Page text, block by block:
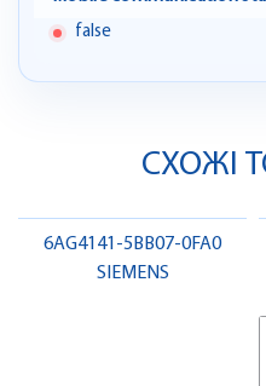
false
СХОЖІ
6AG4141-5BB07-0FA0
SIEMENS